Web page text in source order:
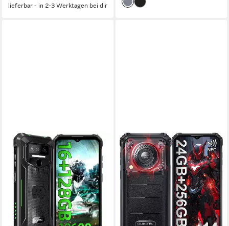
lieferbar - in 2-3 Werktagen bei dir
OUKITEL
WP23 Pro 16GB RAM +
128GB ROM 4G Outdoor
Smartphone
16,56 cm/6.52 Zoll Bildschirmdiagonale
128 GB Speicherkapazität
13 MP
Kamera
Produktdatenblatt
OUKITEL
WP36 Pro 24GB RAM +
256GB ROM/TF 1TB 4G
Outdoor Smartphone
16,56 cm/6.52 Zoll Bildschirmdiagonale
256 GB Speicherkapazität
13 MP Kamera
Produktdatenblatt